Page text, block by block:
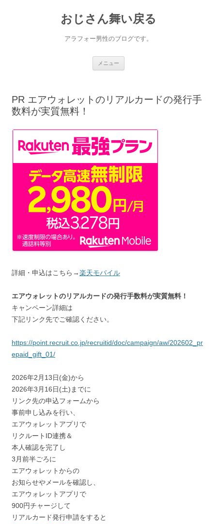
おじさん舞い戻る
アラフォー男性のブログです。
メニュー
PR エアウォレットのリアルカードの発行手
数料が実質無料！
詳細・申込はこちら→楽天モバイル
エアウォレットのリアルカードの発行手数料が実質無料！
キャンペーン詳細は
下記リンク先でご確認ください。
https://point.recruit.co.jp/recruitid/doc/campaign/aw/202602_pr
epaid_gift_01/
2026年2月13日(金)から
2026年3月16日(土)までに
リンク先の申込フォームから
事前申し込みを行い、
エアウォレットアプリで
リクルートID連携＆
本人確認を完了し
3月前半ごろに
エアウォレットからの
お知らせやメールを確認し、
エアウォレットアプリで
900円チャージして
リアルカード発行申請をすると